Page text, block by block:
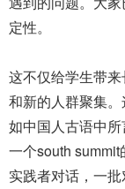
定性。
这不仅给学生带
和新的人群聚集
如中国人古语中所
一个south
实践者对话，一